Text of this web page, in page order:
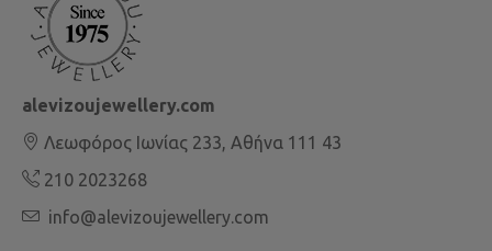
alevizoujewellery.com
Λεωφόρος Ιωνίας 233, Αθήνα 111 43
210 2023268
info@alevizoujewellery.com